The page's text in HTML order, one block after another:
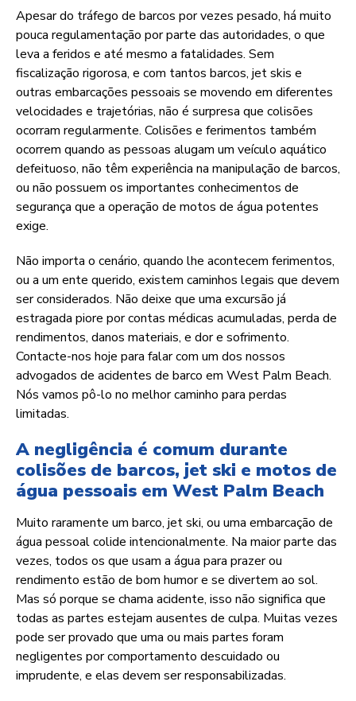
Apesar do tráfego de barcos por vezes pesado, há muito
pouca regulamentação por parte das autoridades, o que
leva a feridos e até mesmo a fatalidades. Sem
fiscalização rigorosa, e com tantos barcos, jet skis e
outras embarcações pessoais se movendo em diferentes
velocidades e trajetórias, não é surpresa que colisões
ocorram regularmente. Colisões e ferimentos também
ocorrem quando as pessoas alugam um veículo aquático
defeituoso, não têm experiência na manipulação de barcos,
ou não possuem os importantes conhecimentos de
segurança que a operação de motos de água potentes
exige.
Não importa o cenário, quando lhe acontecem ferimentos,
ou a um ente querido, existem caminhos legais que devem
ser considerados. Não deixe que uma excursão já
estragada piore por contas médicas acumuladas, perda de
rendimentos, danos materiais, e dor e sofrimento.
Contacte-nos hoje para falar com um dos nossos
advogados de acidentes de barco em West Palm Beach.
Nós vamos pô-lo no melhor caminho para perdas
limitadas.
A negligência é comum durante
colisões de barcos, jet ski e motos de
água pessoais em West Palm Beach
Muito raramente um barco, jet ski, ou uma embarcação de
água pessoal colide intencionalmente. Na maior parte das
vezes, todos os que usam a água para prazer ou
rendimento estão de bom humor e se divertem ao sol.
Mas só porque se chama acidente, isso não significa que
todas as partes estejam ausentes de culpa. Muitas vezes
pode ser provado que uma ou mais partes foram
negligentes por comportamento descuidado ou
imprudente, e elas devem ser responsabilizadas.